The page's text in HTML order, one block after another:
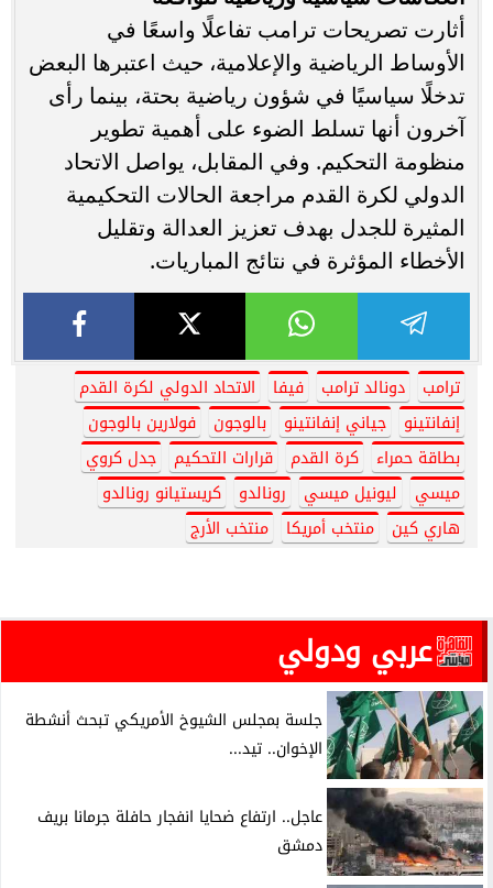
أثارت تصريحات ترامب تفاعلًا واسعًا في
الأوساط الرياضية والإعلامية، حيث اعتبرها البعض
تدخلًا سياسيًا في شؤون رياضية بحتة، بينما رأى
آخرون أنها تسلط الضوء على أهمية تطوير
منظومة التحكيم. وفي المقابل، يواصل الاتحاد
الدولي لكرة القدم مراجعة الحالات التحكيمية
المثيرة للجدل بهدف تعزيز العدالة وتقليل
الأخطاء المؤثرة في نتائج المباريات.
ترامب دونالد ترامب فيفا
الاتحاد الدولي لكرة القدم
إنفانتينو
جياني إنفانتينو بالوجون
فولارين بالوجون
بطاقة حمراء
كرة القدم قرارات التحكيم
جدل كروي
ميسي
ليونيل ميسي رونالدو
كريستيانو رونالدو
هاري كين
منتخب أمريكا منتخب الأرج
عربي ودولي
جلسة بمجلس الشيوخ الأمريكي تبحث أنشطة
الإخوان.. تيد...
عاجل.. ارتفاع ضحايا انفجار حافلة جرمانا بريف
دمشق